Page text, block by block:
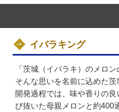
イバラキング
「茨城（イバラキ）のメロ
そんな思いを名前に込めた茨
開発過程では、味や香りの
び抜いた母親メロンと約400